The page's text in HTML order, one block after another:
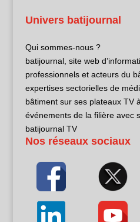
Univers batijournal
Qui sommes-nous ?
batijournal, site web
professionnels et acteurs du
expertises sectorielles de
bâtiment sur ses plateaux TV
événements de la filière avec
batijournal TV
Nos réseaux sociaux